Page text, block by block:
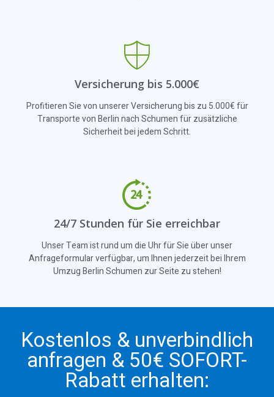
Versicherung bis 5.000€
Profitieren Sie von unserer Versicherung bis zu 5.000€ für
Transporte von Berlin nach Schumen für zusätzliche
Sicherheit bei jedem Schritt.
24/7 Stunden für Sie erreichbar
Unser Team ist rund um die Uhr für Sie über unser
Anfrageformular verfügbar, um Ihnen jederzeit bei Ihrem
Umzug Berlin Schumen zur Seite zu stehen!
Kostenlos & unverbindlich
anfragen & 50€ SOFORT-
Rabatt erhalten: